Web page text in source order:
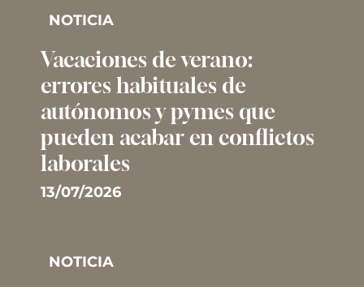
NOTICIA
Vacaciones de verano:
errores habituales de
autónomos y pymes que
pueden acabar en conflictos
laborales
13/07/2026
NOTICIA